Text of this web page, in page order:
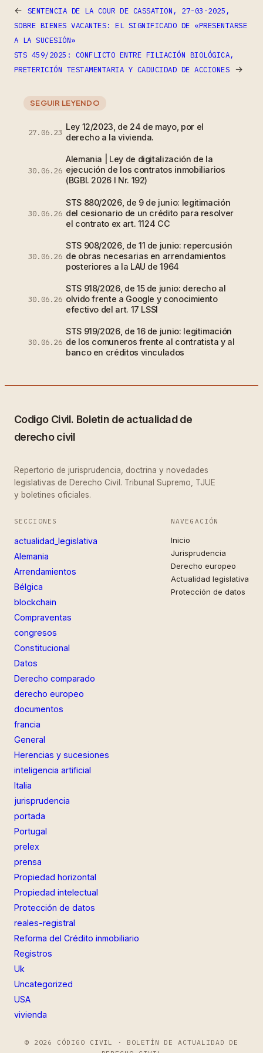
←
SENTENCIA DE LA COUR DE CASSATION, 27-03-2025,
SOBRE BIENES VACANTES: EL SIGNIFICADO DE «PRESENTARSE
A LA SUCESIÓN»
STS 459/2025: CONFLICTO ENTRE FILIACIÓN BIOLÓGICA,
PRETERICIÓN TESTAMENTARIA Y CADUCIDAD DE ACCIONES
→
SEGUIR LEYENDO
27.06.23
Ley 12/2023, de 24 de mayo, por el
derecho a la vivienda.
30.06.26
Alemania | Ley de digitalización de la
ejecución de los contratos inmobiliarios
(BGBl. 2026 I Nr. 192)
30.06.26
STS 880/2026, de 9 de junio: legitimación
del cesionario de un crédito para resolver
el contrato ex art. 1124 CC
30.06.26
STS 908/2026, de 11 de junio: repercusión
de obras necesarias en arrendamientos
posteriores a la LAU de 1964
30.06.26
STS 918/2026, de 15 de junio: derecho al
olvido frente a Google y conocimiento
efectivo del art. 17 LSSI
30.06.26
STS 919/2026, de 16 de junio: legitimación
de los comuneros frente al contratista y al
banco en créditos vinculados
Codigo Civil. Boletin de actualidad de
derecho civil
Repertorio de jurisprudencia, doctrina y novedades
legislativas de Derecho Civil. Tribunal Supremo, TJUE
y boletines oficiales.
SECCIONES
actualidad_legislativa
Alemania
Arrendamientos
Bélgica
blockchain
Compraventas
congresos
Constitucional
Datos
Derecho comparado
derecho europeo
documentos
francia
General
Herencias y sucesiones
inteligencia artificial
Italia
jurisprudencia
portada
Portugal
prelex
prensa
Propiedad horizontal
Propiedad intelectual
Protección de datos
reales-registral
Reforma del Crédito inmobiliario
Registros
Uk
Uncategorized
USA
vivienda
NAVEGACIÓN
Inicio
Jurisprudencia
Derecho europeo
Actualidad legislativa
Protección de datos
© 2026 CÓDIGO CIVIL · BOLETÍN DE ACTUALIDAD DE